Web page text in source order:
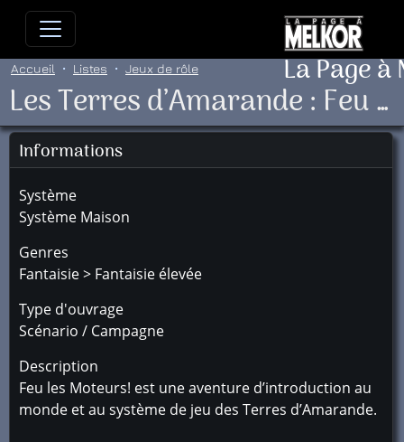
Allez directement au contenu
La Page
Accueil Listes Jeux de rôle
Les Terres d’Amarande : Feu les Moteurs!
Informations
Système
Système Maison
Genres
Fantaisie > Fantaisie élevée
Type d'ouvrage
Scénario / Campagne
Description
Feu les Moteurs! est une aventure d’introduction au
monde et au système de jeu des Terres d’Amarande.